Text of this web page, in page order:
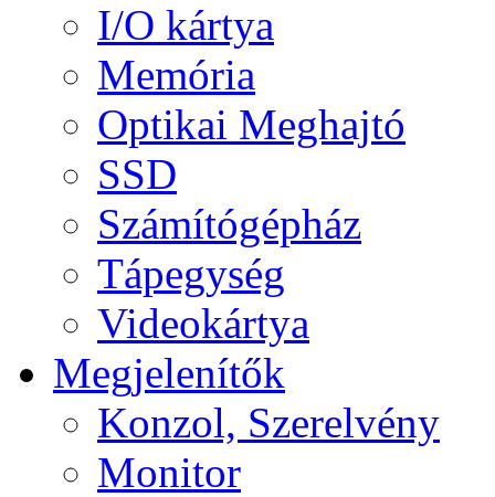
I/O kártya
Memória
Optikai Meghajtó
SSD
Számítógépház
Tápegység
Videokártya
Megjelenítők
Konzol, Szerelvény
Monitor